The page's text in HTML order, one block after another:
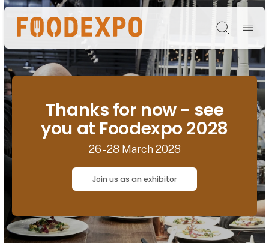
Søg
Thanks for now - see
you at Foodexpo 2028
26 - 28 March 2028
Join us as an exhibitor